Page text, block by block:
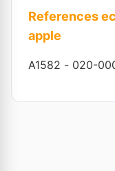
References
apple
A1582 - 020-